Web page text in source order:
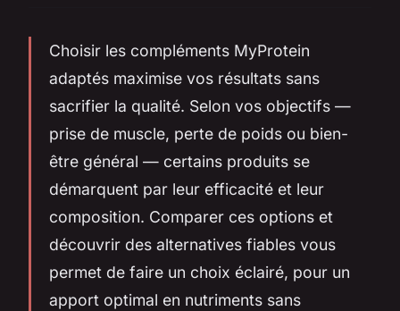
Choisir les compléments MyProtein
adaptés maximise vos résultats sans
sacrifier la qualité. Selon vos objectifs —
prise de muscle, perte de poids ou bien-
être général — certains produits se
démarquent par leur efficacité et leur
composition. Comparer ces options et
découvrir des alternatives fiables vous
permet de faire un choix éclairé, pour un
apport optimal en nutriments sans